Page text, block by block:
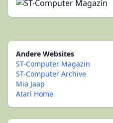
Andere Websites
ST-Computer Magazin
ST-Computer Archive
Mia Jaap
Atari Home